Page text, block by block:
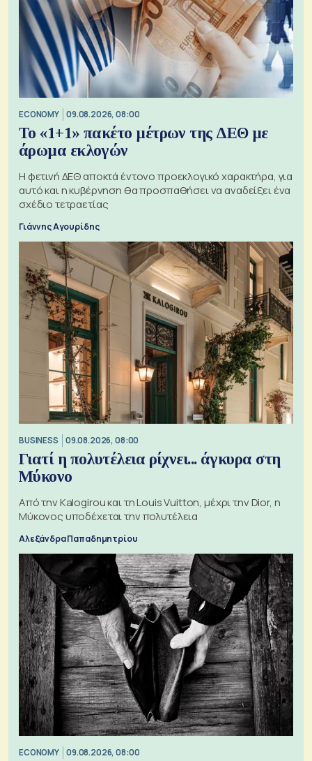
ECONOMY 09.08.2026, 08:00
Το «1+1» πακέτο μέτρων της ΔΕΘ με
άρωμα εκλογών
Η φετινή ΔΕΘ αποκτά έντονο προεκλογικό χαρακτήρα, για
αυτό και η κυβέρνηση θα προσπαθήσει να αναδείξει ένα
σχέδιο τετραετίας
Γιάννης Αγουρίδης
BUSINESS 09.08.2026, 08:00
Γιατί η πολυτέλεια ρίχνει... άγκυρα στη
Μύκονο
Από την Kalogirou και τη Louis Vuitton, μέχρι την Dior, η
Μύκονος υποδέχεται την πολυτέλεια
Αλεξάνδρα Παπαδημητρίου
ECONOMY 09.08.2026, 08:00